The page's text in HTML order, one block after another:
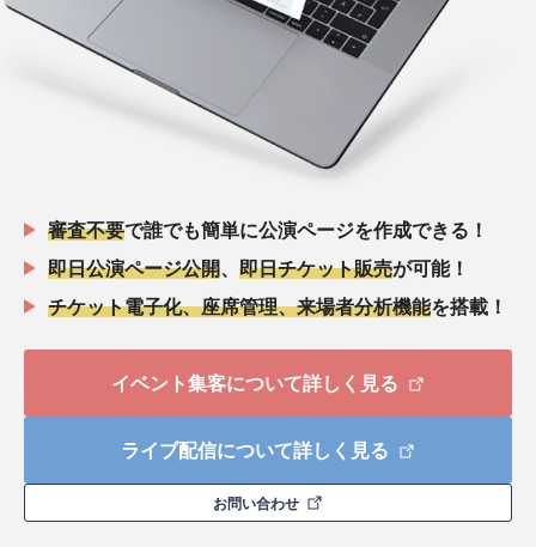
審査不要で誰でも簡単に公演ページを作成できる！
即日公演ページ公開
即日チケット販売が可能！
チケット電子化、座席管理、来場者分析機能を搭載！
イベント集客について詳しく見る
ライブ配信について詳しく見る
お問い合わせ